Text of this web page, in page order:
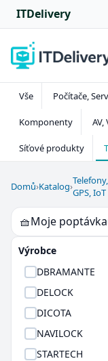
ITDelivery
Vše Počítače,
Komponenty
Síťové produkty
Domů›Katalog›Telefony,
GPS, IoT
🧺Moje poptávka
Výrobce
DBRAMANTE
DELOCK
DICOTA
NAVILOCK
STARTECH